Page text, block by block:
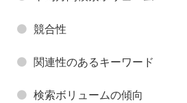
競合性
関連性のあるキーワード
検索ボリュームの傾向